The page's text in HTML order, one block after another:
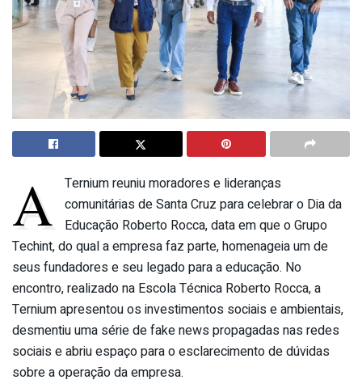
A
Ternium reuniu moradores e lideranças
comunitárias de Santa Cruz para celebrar o Dia da
Educação Roberto Rocca, data em que o Grupo
Techint, do qual a empresa faz parte, homenageia um de
seus fundadores e seu legado para a educação. No
encontro, realizado na Escola Técnica Roberto Rocca, a
Ternium apresentou os investimentos sociais e ambientais,
desmentiu uma série de fake news propagadas nas redes
sociais e abriu espaço para o esclarecimento de dúvidas
sobre a operação da empresa.